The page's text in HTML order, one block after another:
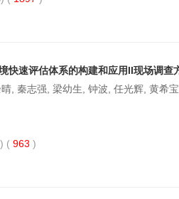
快速评估体系的构建和应用II现场调查
, 秦志强, 梁幼生, 钟波, 任光辉, 黄希
( 963 )